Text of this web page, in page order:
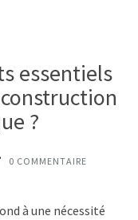
essentiels
?
0 COMMENTAIRE
à une nécessité